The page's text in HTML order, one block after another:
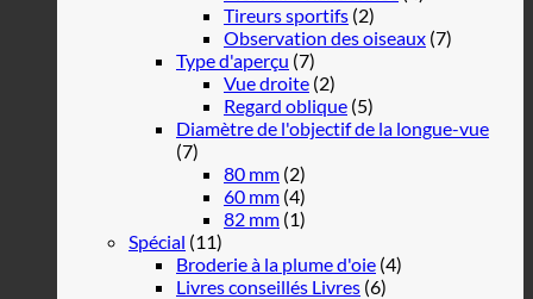
Tireurs sportifs (2)
Observation des oiseaux (7)
Type d'aperçu (7)
Vue droite (2)
Regard oblique (5)
Diamètre de l'objectif de la longue-vue
(7)
80 mm (2)
60 mm (4)
82 mm (1)
Spécial (11)
Broderie à la plume d'oie (4)
Livres conseillés Livres (6)